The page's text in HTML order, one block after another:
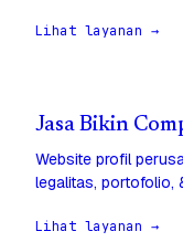
Lihat layanan →
Jasa Bikin
Website profil
legalitas, portofolio,
Lihat layanan →